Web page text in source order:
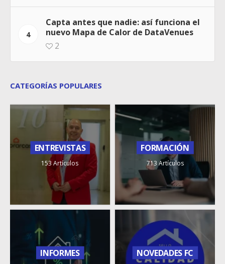
4
Capta antes que nadie: así funciona el
nuevo Mapa de Calor de DataVenues
2
CATEGORÍAS POPULARES
ENTREVISTAS
153 Artículos
FORMACIÓN
713 Artículos
INFORMES NOVEDADES FC